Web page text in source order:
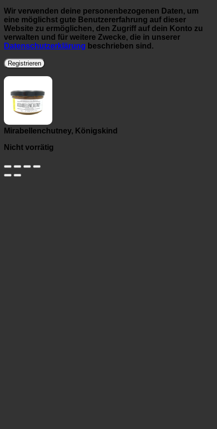
Wir verwenden deine personenbezogenen Daten, um
eine möglichst gute Benutzererfahrung auf dieser
Website zu ermöglichen, den Zugriff auf dein Konto zu
verwalten und für weitere Zwecke, die in unserer
Datenschutzerklärung beschrieben sind.
Registrieren
Mirabellenchutney, Königskind
Nicht vorrätig